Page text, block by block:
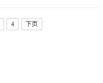
4 下页